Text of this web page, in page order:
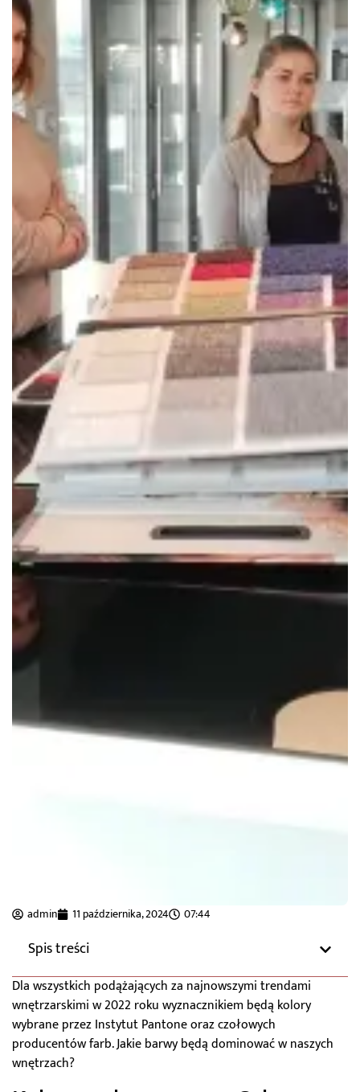
admin 11 października, 2024 07:44
Spis treści
Dla wszystkich podążających za najnowszymi trendami
wnętrzarskimi w 2022 roku wyznacznikiem będą kolory
wybrane przez Instytut Pantone oraz czołowych
producentów farb. Jakie barwy będą dominować w naszych
wnętrzach?